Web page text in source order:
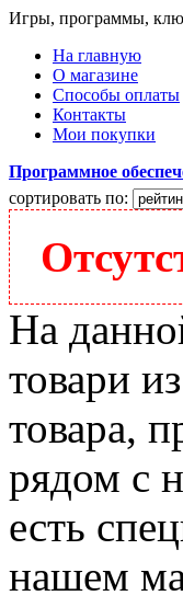
Игры, программы,
На главную
О магазине
Способы оплаты
Контакты
Мои покупки
Программное
сортировать по:
На
товари
товара,
рядом с
есть
нашем